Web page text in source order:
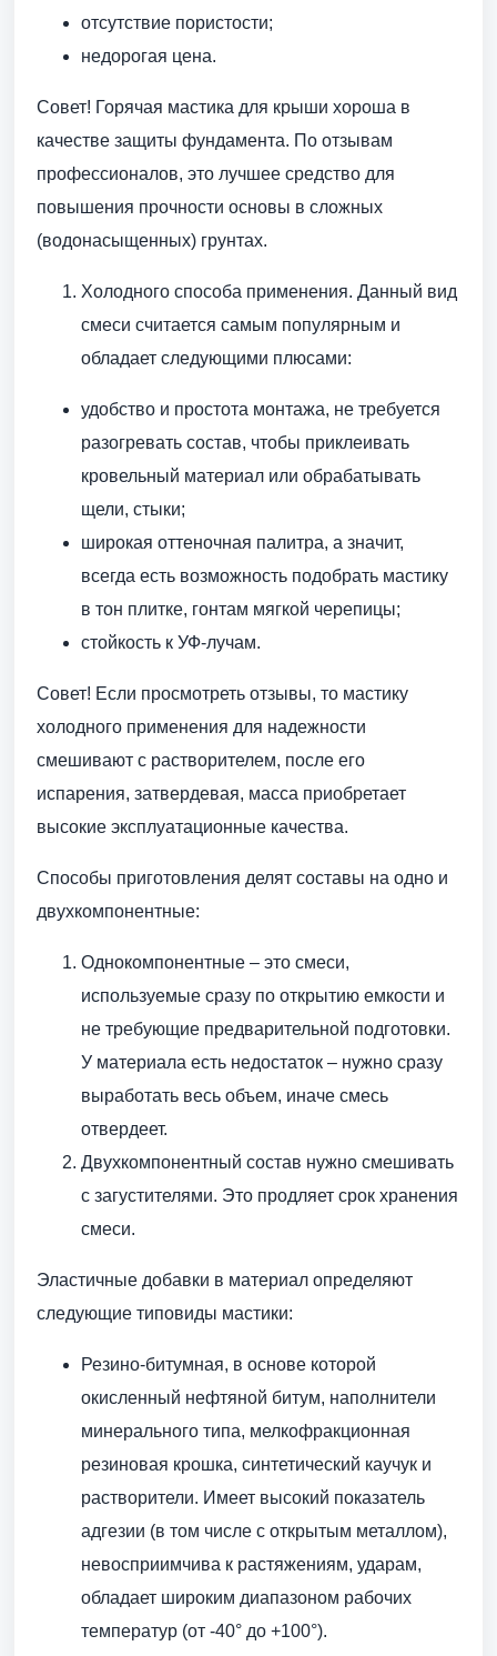
отсутствие пористости;
недорогая цена.
Совет! Горячая мастика для крыши хороша в
качестве защиты фундамента. По отзывам
профессионалов, это лучшее средство для
повышения прочности основы в сложных
(водонасыщенных) грунтах.
Холодного способа применения. Данный вид
смеси считается самым популярным и
обладает следующими плюсами:
удобство и простота монтажа, не требуется
разогревать состав, чтобы приклеивать
кровельный материал или обрабатывать
щели, стыки;
широкая оттеночная палитра, а значит,
всегда есть возможность подобрать мастику
в тон плитке, гонтам мягкой черепицы;
стойкость к УФ-лучам.
Совет! Если просмотреть отзывы, то мастику
холодного применения для надежности
смешивают с растворителем, после его
испарения, затвердевая, масса приобретает
высокие эксплуатационные качества.
Способы приготовления делят составы на одно и
двухкомпонентные:
Однокомпонентные – это смеси,
используемые сразу по открытию емкости и
не требующие предварительной подготовки.
У материала есть недостаток – нужно сразу
выработать весь объем, иначе смесь
отвердеет.
Двухкомпонентный состав нужно смешивать
с загустителями. Это продляет срок хранения
смеси.
Эластичные добавки в материал определяют
следующие типовиды мастики:
Резино-битумная, в основе которой
окисленный нефтяной битум, наполнители
минерального типа, мелкофракционная
резиновая крошка, синтетический каучук и
растворители. Имеет высокий показатель
адгезии (в том числе с открытым металлом),
невосприимчива к растяжениям, ударам,
обладает широким диапазоном рабочих
температур (от -40° до +100°).